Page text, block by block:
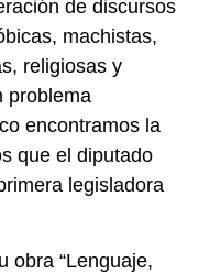
de discursos
machistas,
religiosas y
problema
encontramos la
que el diputado
legisladora
obra “Lenguaje,